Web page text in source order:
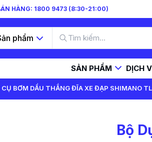
HÀNG: 1800 9473 (8:30-21:00)
phẩm
SẢN PHẨM DỊCH
CỤ BƠM DẦU THẮNG ĐĨA XE ĐẠP SHIMANO
Bộ